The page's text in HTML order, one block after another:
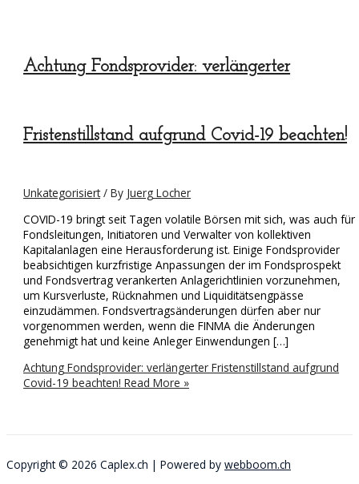
Achtung Fondsprovider: verlängerter
Fristenstillstand aufgrund Covid-19 beachten!
Unkategorisiert/ By Juerg Locher
COVID-19 bringt seit Tagen volatile Börsen mit sich, was auch für
Fondsleitungen, Initiatoren und Verwalter von kollektiven
Kapitalanlagen eine Herausforderung ist. Einige Fondsprovider
beabsichtigen kurzfristige Anpassungen der im Fondsprospekt
und Fondsvertrag verankerten Anlagerichtlinien vorzunehmen,
um Kursverluste, Rücknahmen und Liquiditätsengpässe
einzudämmen. Fondsvertragsänderungen dürfen aber nur
vorgenommen werden, wenn die FINMA die Änderungen
genehmigt hat und keine Anleger Einwendungen […]
Achtung Fondsprovider: verlängerter Fristenstillstand aufgrund
Covid-19 beachten! Read More »
Copyright © 2026 Caplex.ch | Powered by webboom.ch